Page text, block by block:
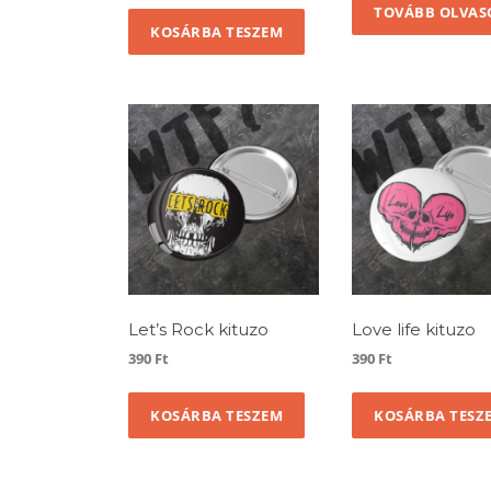
KOSÁRBA TESZEM
TOVÁBB
Let’s Rock kituzo
390 Ft
KOSÁRBA TESZEM
Love life kituzo
390 Ft
KOSÁRBA